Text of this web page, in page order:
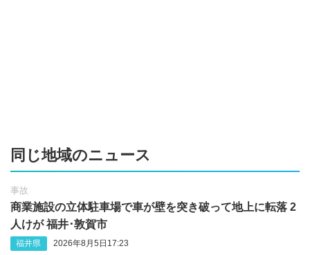
同じ地域のニュース
事故
商業施設の立体駐車場で車が壁を突き破って地上に転落 2
人けが 福井･敦賀市
福井県 2026年8月5日17:23